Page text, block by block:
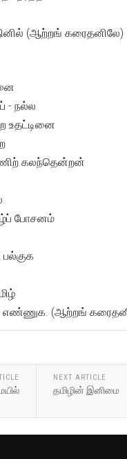
(ஆற்றங் கரைதனிலே)
- நல்ல
உதட்டினை
கலந்தென்றன்
போசனம்
பல்குக
எண்ணுக. (ஆற்றங்
NEXT ARTICLE
தமிழின் இனிமை